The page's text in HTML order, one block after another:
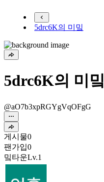
5drc6K의 미밐
5drc6K의 미밐
@aO7b3xpRGYgVqOFgG
게시물0
팬가입0
밐타운Lv.1